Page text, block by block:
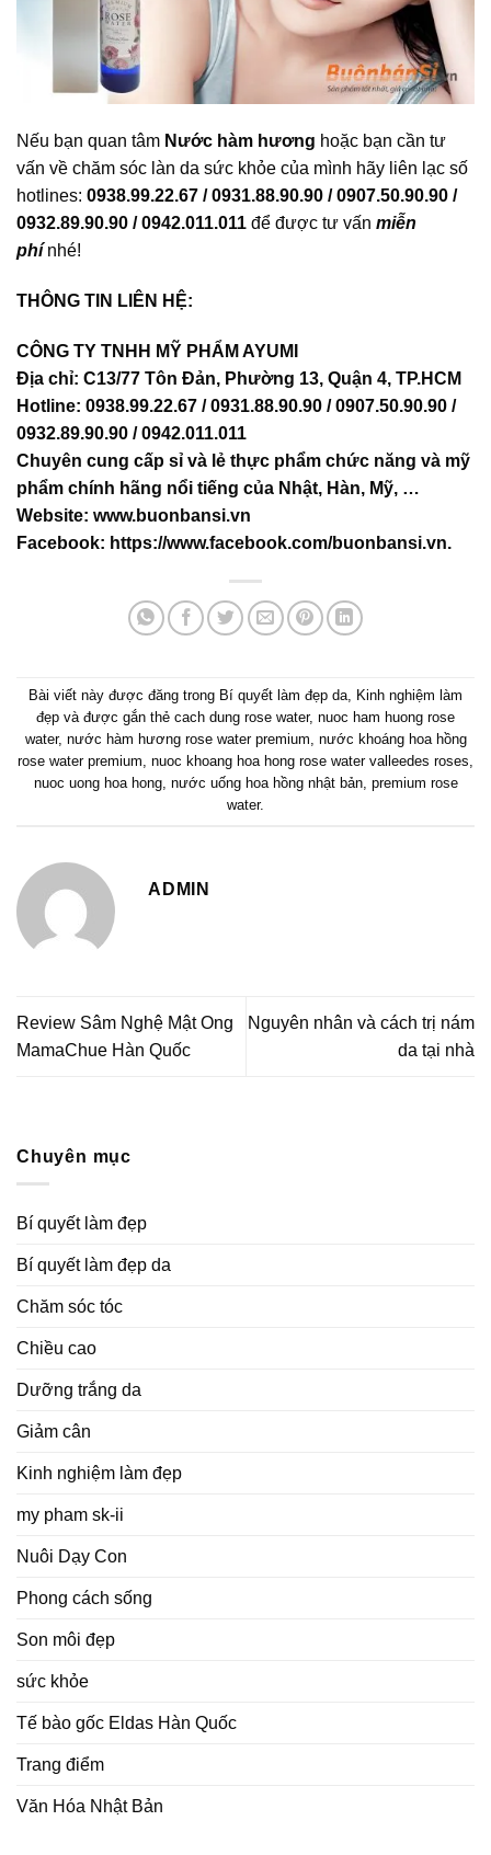
Nếu bạn quan tâm Nước hàm hương hoặc bạn cần tư
vấn về chăm sóc làn da sức khỏe của mình hãy liên lạc số
hotlines: 0938.99.22.67 / 0931.88.90.90 / 0907.50.90.90 /
0932.89.90.90 / 0942.011.011 để được tư vấn miễn
phínhé!
THÔNG TIN LIÊN HỆ:
CÔNG TY TNHH MỸ PHẨM AYUMI
Địa chỉ: C13/77 Tôn Đản, Phường 13, Quận 4, TP.HCM
Hotline: 0938.99.22.67 / 0931.88.90.90 / 0907.50.90.90 /
0932.89.90.90 / 0942.011.011
Chuyên cung cấp sỉ và lẻ thực phẩm chức năng và mỹ
phẩm chính hãng nổi tiếng của Nhật, Hàn, Mỹ, …
Website: www.buonbansi.vn
Facebook: https://www.facebook.com/buonbansi.vn.
Bài viết này được đăng trong Bí quyết làm đẹp da, Kinh nghiệm làm
đẹp và được gắn thẻ cach dung rose water, nuoc ham huong rose
water, nước hàm hương rose water premium, nước khoáng hoa hồng
rose water premium, nuoc khoang hoa hong rose water valleedes roses,
nuoc uong hoa hong, nước uống hoa hồng nhật bản, premium rose
water.
ADMIN
Review Sâm Nghệ Mật Ong
MamaChue Hàn Quốc
Nguyên nhân và cách trị nám
da tại nhà
Chuyên mục
Bí quyết làm đẹp
Bí quyết làm đẹp da
Chăm sóc tóc
Chiều cao
Dưỡng trắng da
Giảm cân
Kinh nghiệm làm đẹp
my pham sk-ii
Nuôi Dạy Con
Phong cách sống
Son môi đẹp
sức khỏe
Tế bào gốc Eldas Hàn Quốc
Trang điểm
Văn Hóa Nhật Bản